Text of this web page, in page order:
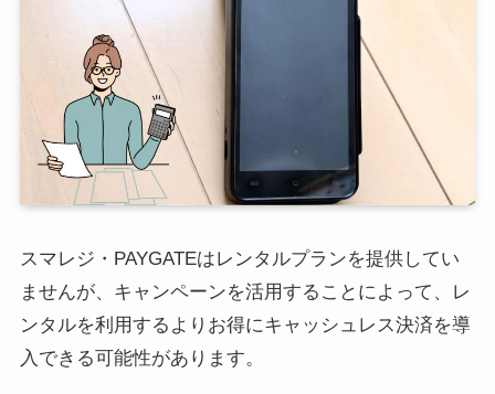
スマレジ・PAYGATEはレンタルプランを提供してい
ませんが、キャンペーンを活用することによって、レ
ンタルを利用するよりお得にキャッシュレス決済を導
入できる可能性があります。